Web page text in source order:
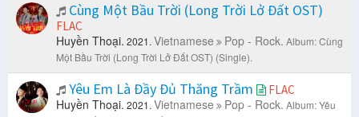
Cùng Một Bầu Trời (Long Trời Lở Đất OST)
FLAC
Huyền Thoại. 2021. Vietnamese Pop - Rock. Album: Cùng
Một Bầu Trời (Long Trời Lở Đất OST) (Single).
Yêu Em Là Đầy Đủ Thăng Trầm FLAC
Huyền Thoại. 2021. Vietnamese Pop - Rock. Album: Yêu